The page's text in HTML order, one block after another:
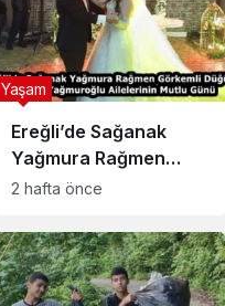
Ereğli’de Sağanak
Yağmura Rağmen
Görkemli Düğün: Köse
Ailelerinin Mutlu Günü
Yaşam
2 hafta önce